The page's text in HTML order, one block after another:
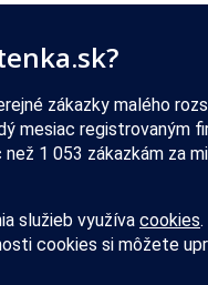
zákazky malého
mesiac registrovaným
1 053 zákazkám za
služieb využíva cookies.
cookies si môžete